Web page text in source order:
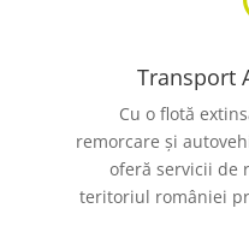
Transport
Cu o flotă
remorcare și
oferă servicii de
teritoriul româniei